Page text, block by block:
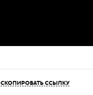
СКОПИРОВАТЬ ССЫЛКУ